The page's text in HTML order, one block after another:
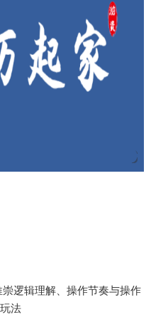
逻辑理解、操作节奏与操作
法